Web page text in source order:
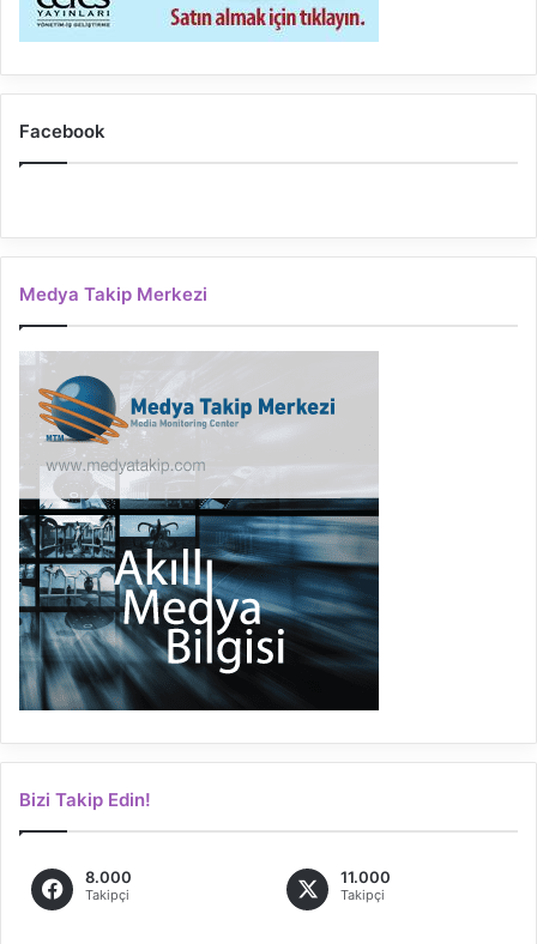
Facebook
Medya Takip Merkezi
Bizi Takip Edin!
8.000
Takipçi
11.000
Takipçi